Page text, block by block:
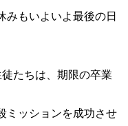
みもいよいよ最後の日
たちは、期限の卒業
ミッションを成功させ